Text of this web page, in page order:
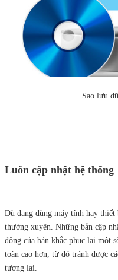
Sao lưu
Luôn cập nhật hệ thống
Dù đang dùng máy tính hay
thường xuyên. Những bản cập
động của bản khắc phục lại một
toàn cao hơn, từ đó tránh được
tương lai.